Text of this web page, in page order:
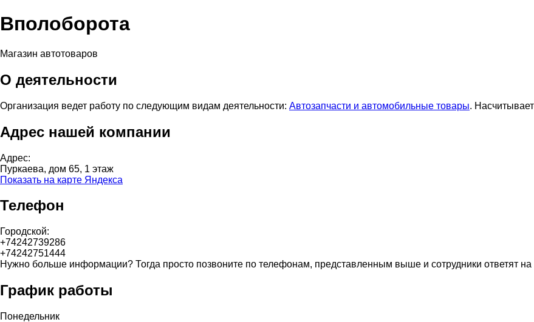
Вполоборота
Магазин автотоваров
О деятельности
Организация ведет работу по следующим видам деятельности: Автозапчасти и автомобильные товары.
Адрес нашей компании
Адрес:
Пуркаева, дом 65, 1 этаж
Показать на карте Яндекса
Телефон
Городской:
+74242739286
+74242751444
Нужно больше информации? Тогда просто позвоните по телефонам, представленным выше и сотрудники ответят
График работы
Понедельник